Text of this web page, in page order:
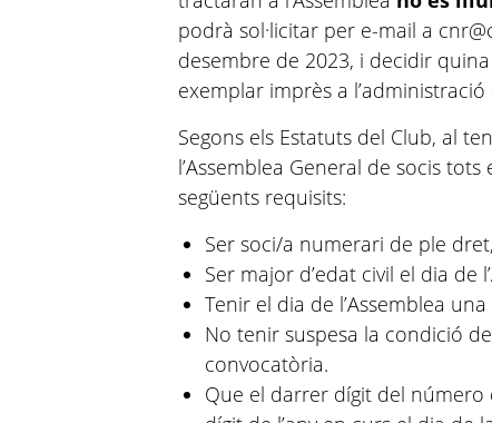
podrà sol·licitar per e-mail a
desembre de 2023, i decidir
exemplar imprès a
Segons els Estatuts del Club, al
l’Assemblea General de socis
següents requisits:
Ser soci/a numerari de ple
Ser major d’edat civil el dia de
Tenir el dia de l’Assemblea
No tenir suspesa la condició
convocatòria.
Que el darrer dígit del